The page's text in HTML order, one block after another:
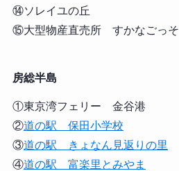
⑭ソレイユの丘
⑮大型物産直売所 すかなごっそ
房総半島
①東京湾フェリー 金谷港
②道の駅 保田小学校
③道の駅 きょなん見返りの里
④道の駅 富楽里とみやま